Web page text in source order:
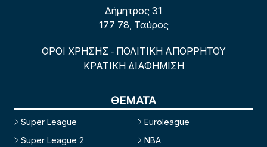
Δήμητρος 31
177 78, Ταύρος
ΟΡΟΙ ΧΡΗΣΗΣ - ΠΟΛΙΤΙΚΗ ΑΠΟΡΡΗΤΟΥ
ΚΡΑΤΙΚΗ ΔΙΑΦΗΜΙΣΗ
ΘΕΜΑΤΑ
Super League
Super League 2
Euroleague
NBA